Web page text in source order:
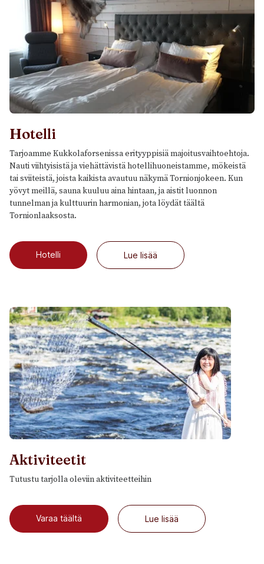
Hotelli
Tarjoamme Kukkolaforsenissa erityyppisiä majoitusvaihtoehtoja.
Nauti viihtyisistä ja viehättävistä hotellihuoneistamme, mökeistä
tai sviiteistä, joista kaikista avautuu näkymä Tornionjokeen. Kun
yövyt meillä, sauna kuuluu aina hintaan, ja aistit luonnon
tunnelman ja kulttuurin harmonian, jota löydät täältä
Tornionlaaksosta.
Hotelli Lue lisää
Aktiviteetit
Tutustu tarjolla oleviin aktiviteetteihin
Varaa täältä Lue lisää